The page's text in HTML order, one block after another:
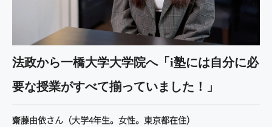
法政から一橋大学大学院へ「i塾には自分に必
要な授業がすべて揃っていました！」
齋藤由依さん（大学4年生。女性。東京都在住）